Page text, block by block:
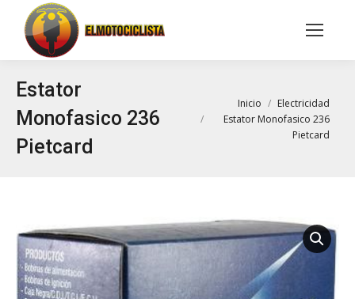
Buscar:
Estator
Monofasico 236
Pietcard
Estás aquí:Inicio
Electricidad
Estator Monofasico 236
Pietcard